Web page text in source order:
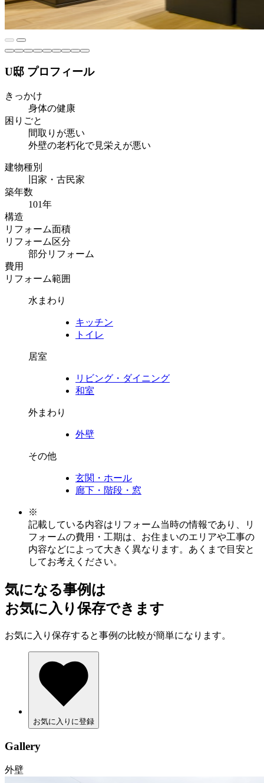
U邸 プロフィール
きっかけ
身体の健康
困りごと
間取りが悪い
外壁の老朽化で見栄えが悪い
建物種別
旧家・古民家
築年数
101年
構造
リフォーム面積
リフォーム区分
部分リフォーム
費用
リフォーム範囲
水まわり
キッチン
トイレ
居室
リビング・ダイニング
和室
外まわり
外壁
その他
玄関・ホール
廊下・階段・窓
※
記載している内容はリフォーム当時の情報であり、リ
フォームの費用・工期は、お住まいのエリアや工事の
内容などによって大きく異なります。あくまで目安と
してお考えください。
気になる事例は
お気に入り保存できます
お気に入り保存すると事例の比較が簡単になります。
お気に入りに登録
Gallery
外壁